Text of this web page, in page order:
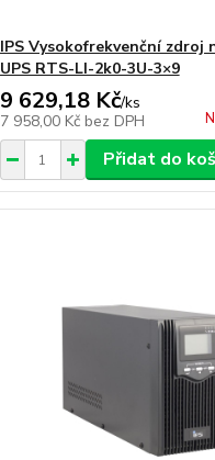
IPS Vysokofrekvenční zdroj
UPS RTS-LI-2k0-3U-3×9
9 629,18 Kč/ks
7 958,00 Kč bez DPH
Přidat do